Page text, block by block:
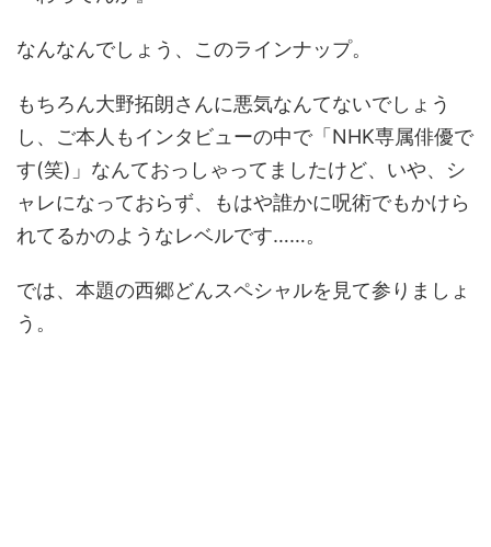
なんなんでしょう、このラインナップ。
もちろん大野拓朗さんに悪気なんてないでしょう
し、ご本人もインタビューの中で「NHK専属俳優で
す(笑)」なんておっしゃってましたけど、いや、シ
ャレになっておらず、もはや誰かに呪術でもかけら
れてるかのようなレベルです……。
では、本題の西郷どんスペシャルを見て参りましょ
う。